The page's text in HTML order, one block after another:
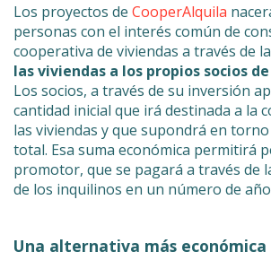
Los proyectos de CooperAlquila
personas con el interés común de
cooperativa de viviendas a través de
las viviendas a los propios socios
Los socios, a través de su inversión
cantidad inicial que irá destinada a la
las viviendas y que supondrá en torno
total. Esa suma económica permitirá
promotor, que se pagará a través de
de los inquilinos en un número de
Una alternativa más económica